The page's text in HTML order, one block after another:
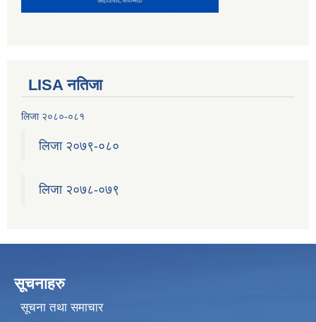
LISA नतिजा
लिजा २०८०-०८१
लिजा २०७९-०८०
लिजा २०७८-०७९
सूचनाहरु
सूचना तथा समाचार